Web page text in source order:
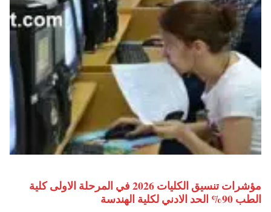
مؤشرات تنسيق الكليات 2026 في المرحلة الاولى كلية
الطب 90% الحد الادني لكلية الهندسة